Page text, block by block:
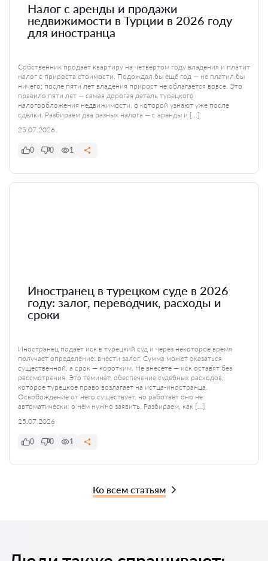
Налог с аренды и продажи
недвижимости в Турции в 2026 году
для иностранца
Собственник продаёт квартиру на четвёртом году владения и платит
налог с прироста стоимости. Подождал бы ещё год — не платил бы
ничего: после пяти лет владения прирост не облагается вовсе. Это
правило пяти лет — самая дорогая деталь турецкого
налогообложения недвижимости, о которой узнают уже после
сделки. Разбираем два разных налога — с аренды и […]
25.07.2026
0 0 1
Иностранец в турецком суде в 2026
году: залог, переводчик, расходы и
сроки
Иностранец подаёт иск в турецкий суд и через некоторое время
получает определение: внести залог. Сумма может оказаться
существенной, а срок — коротким. Не внесёте — иск оставят без
рассмотрения. Это теминат, обеспечение судебных расходов,
которое турецкое право возлагает на истца-иностранца.
Освобождение от него существует, но работает оно не
автоматически: о нём нужно заявить. Разбираем, как […]
25.07.2026
0 0 1
Ко всем статьям